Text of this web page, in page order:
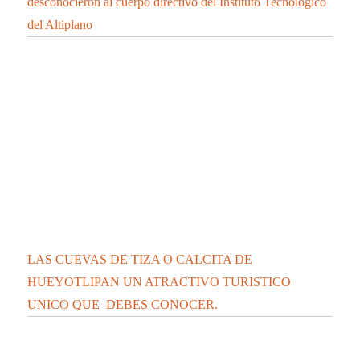
del Altiplano
LAS CUEVAS DE TIZA O CALCITA DE
HUEYOTLIPAN UN ATRACTIVO TURISTICO
UNICO QUE DEBES CONOCER.